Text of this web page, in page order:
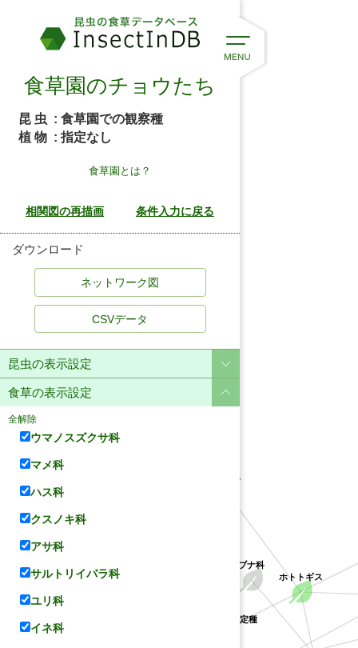
ユリ科
ホトトギス
アカネ科
クチナシ属の不特定種
ブナ科
食草園のチョウたち
昆 虫 : 食草園での観察種
植 物 : 指定なし
食草園とは？
ダウンロード
CSVデータ
昆虫の表示設定
食草の表示設定
全解除
ウマノスズクサ科
マメ科
ハス科
クスノキ科
アサ科
サルトリイバラ科
ユリ科
イネ科